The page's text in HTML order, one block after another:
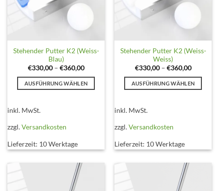
Stehender Putter K2 (Weiss-
Blau)
€330,00– €360,00
AUSFÜHRUNG WÄHLEN
mehrere
auf.
Optionen
können
inkl. MwSt.
zzgl.Versandkosten
Lieferzeit: 10 Werktage
Stehender Putter K2 (Weiss-
Weiss)
€330,00– €360,00
AUSFÜHRUNG WÄHLEN
mehrere
auf.
Optionen
können
inkl. MwSt.
zzgl.Versandkosten
Lieferzeit: 10 Werktage